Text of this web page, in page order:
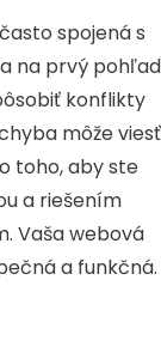
spojená s
na prvý pohľad
konflikty
môže viesť
toho, aby ste
a riešením
Vaša webová
a funkčná.